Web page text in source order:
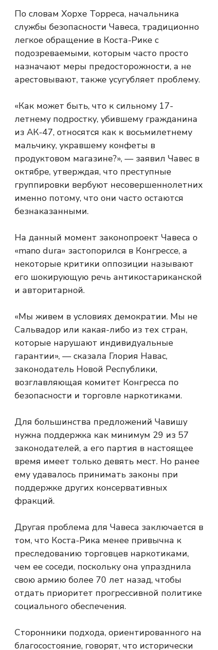
По словам Хорхе Торреса, начальника
службы безопасности Чавеса, традиционно
легкое обращение в Коста-Рике с
подозреваемыми, которым часто просто
назначают меры предосторожности, а не
арестовывают, также усугубляет проблему.
«Как может быть, что к сильному 17-
летнему подростку, убившему гражданина
из АК-47, относятся как к восьмилетнему
мальчику, укравшему конфеты в
продуктовом магазине?», — заявил Чавес в
октябре, утверждая, что преступные
группировки вербуют несовершеннолетних
именно потому, что они часто остаются
безнаказанными.
На данный момент законопроект Чавеса о
«mano dura» застопорился в Конгрессе, а
некоторые критики оппозиции называют
его шокирующую речь антикостариканской
и авторитарной.
«Мы живем в условиях демократии. Мы не
Сальвадор или какая-либо из тех стран,
которые нарушают индивидуальные
гарантии», — сказала Глория Навас,
законодатель Новой Республики,
возглавляющая комитет Конгресса по
безопасности и торговле наркотиками.
Для большинства предложений Чавишу
нужна поддержка как минимум 29 из 57
законодателей, а его партия в настоящее
время имеет только девять мест. Но ранее
ему удавалось принимать законы при
поддержке других консервативных
фракций.
Другая проблема для Чавеса заключается в
том, что Коста-Рика менее привычна к
преследованию торговцев наркотиками,
чем ее соседи, поскольку она упразднила
свою армию более 70 лет назад, чтобы
отдать приоритет прогрессивной политике
социального обеспечения.
Сторонники подхода, ориентированного на
благосостояние, говорят, что исторически